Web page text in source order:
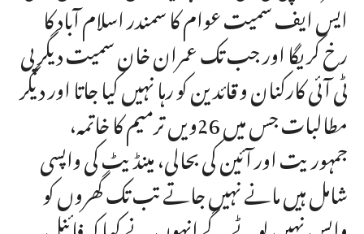
ایس ایف سمیت عوام کا سمندر اسلام آباد کا
رخ کریگا اور جب تک عمران خان سمیت دیگر پی
ٹی آئی کارکنان و قائدین کو رہا نہیں کیا جاتا اور دیگر
مطالبات جس میں 26ویں ترمیم کا خاتمہ،
جمہوریت اور آئین کی بحالی، مینڈیٹ کی واپسی
شامل ہیں مانے نہیں جاتے تب تک گھروں کو